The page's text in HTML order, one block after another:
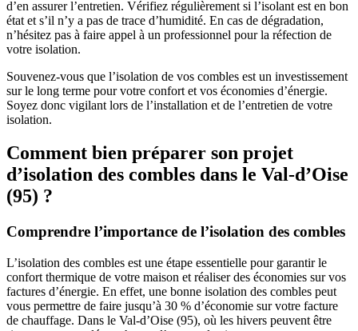
d’en assurer l’entretien. Vérifiez régulièrement si l’isolant est en bon
état et s’il n’y a pas de trace d’humidité. En cas de dégradation,
n’hésitez pas à faire appel à un professionnel pour la réfection de
votre isolation.
Souvenez-vous que l’isolation de vos combles est un investissement
sur le long terme pour votre confort et vos économies d’énergie.
Soyez donc vigilant lors de l’installation et de l’entretien de votre
isolation.
Comment bien préparer son projet
d’isolation des combles dans le Val-d’Oise
(95) ?
Comprendre l’importance de l’isolation des combles
L’isolation des combles est une étape essentielle pour garantir le
confort thermique de votre maison et réaliser des économies sur vos
factures d’énergie. En effet, une bonne isolation des combles peut
vous permettre de faire jusqu’à 30 % d’économie sur votre facture
de chauffage. Dans le Val-d’Oise (95), où les hivers peuvent être